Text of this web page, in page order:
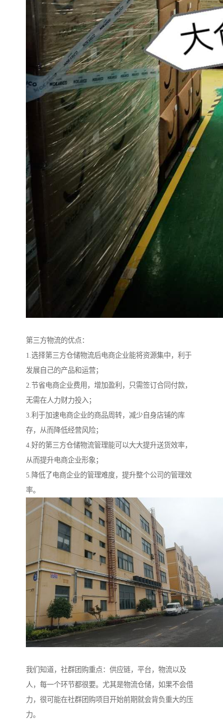
第三方物流的优点：
1.选择第三方仓储物流后电商企业能将资源集中，利于
发展自己的产品和运营；
2.节省电商企业费用，增加盈利，只需签订合同付款，
无需在人力财力投入；
3.利于加速电商企业的商品周转，减少自身店铺的库
存，从而降低经营风险；
4.好的第三方仓储物流管理能可以大大提升送货效率，
从而提升电商企业形象；
5.降低了电商企业的管理难度，提升整个公司的管理效
率。
我们知道，社群团购重点：供应链，平台，物流以及
人，每一个环节都很要。尤其是物流仓储，如果不会借
力，很可能在社群团购项目开始前期就会背负重大的压
力。